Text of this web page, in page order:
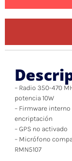
– Radio 350-470
potencia 10W
– Firmware interno
encriptación
– GPS no activado
– Micrófono
RMN5107